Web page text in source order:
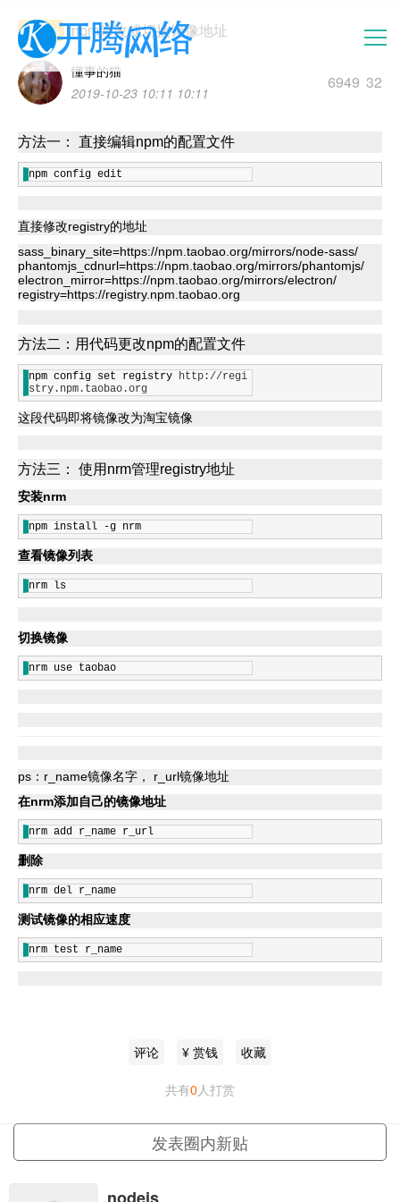
首页
新闻中心
医疗影像
空间服务器
联系我们
nodejs npm修改或切换镜像地址
懂事的猫
2019-10-23 10:11 10:11
6949 32
方法一： 直接编辑npm的配置文件
npm config edit
直接修改registry的地址
sass_binary_site=https://npm.taobao.org/mirrors/node-sass/
phantomjs_cdnurl=https://npm.taobao.org/mirrors/phantomjs/
electron_mirror=https://npm.taobao.org/mirrors/electron/
registry=https://registry.npm.taobao.org
方法二：用代码更改npm的配置文件
npm config set registry http://regi
stry.npm.taobao.org
这段代码即将镜像改为淘宝镜像
方法三： 使用nrm管理registry地址
安装nrm
npm install -g nrm
查看镜像列表
nrm ls
切换镜像
nrm use taobao
ps：r_name镜像名字， r_url镜像地址
在nrm添加自己的镜像地址
nrm add r_name r_url
删除
nrm del r_name
测试镜像的相应速度
nrm test r_name
评论 ¥ 赏钱 收藏
共有0人打赏
发表圈内新贴